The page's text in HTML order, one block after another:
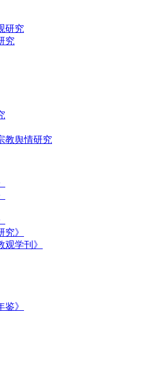
研究
究
教舆情研究
究》
观学刊》
鉴》